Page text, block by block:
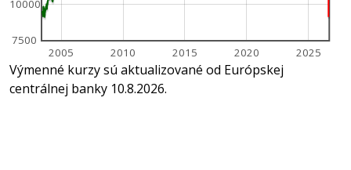
2005 2010 2015 2020 2025
7500
10000
Výmenné kurzy sú aktualizované od Európskej
centrálnej banky 10.8.2026.